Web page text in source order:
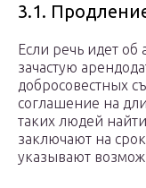
3.1.
Если речь идет
зачастую
добросовестных
соглашение на
таких людей
заключают на
указывают